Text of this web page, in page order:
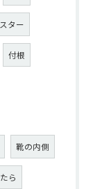
ター
付根
靴の内側
ら